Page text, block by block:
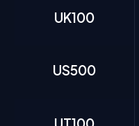
UK100
US500